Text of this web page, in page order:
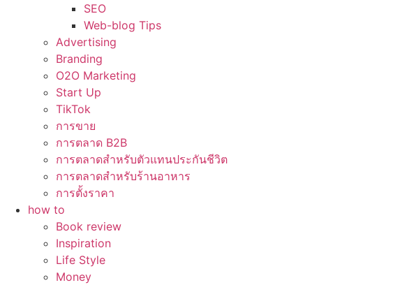
SEO
Web-blog Tips
Advertising
Branding
O2O Marketing
Start Up
TikTok
การขาย
การตลาด B2B
การตลาดสำหรับตัวแทนประกันชีวิต
การตลาดสำหรับร้านอาหาร
การตั้งราคา
how to
Book review
Inspiration
Life Style
Money